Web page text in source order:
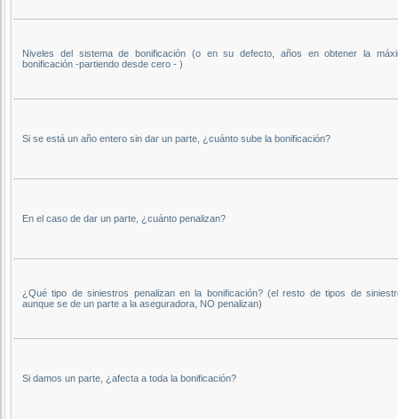
Niveles del sistema de bonificación (o en su defecto, años en obtener la
bonificación -partiendo desde cero - )
Si se está un año entero sin dar un parte, ¿cuánto sube la bonificación?
En el caso de dar un parte, ¿cuánto penalizan?
¿Qué tipo de siniestros penalizan en la bonificación? (el resto de tipos de
aunque se de un parte a la aseguradora, NO penalizan)
Si damos un parte, ¿afecta a toda la bonificación?